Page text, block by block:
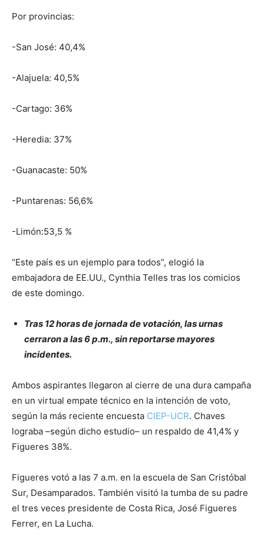
Por provincias:
-San José: 40,4%
-Alajuela: 40,5%
-Cartago: 36%
-Heredia: 37%
-Guanacaste: 50%
-Puntarenas: 56,6%
-Limón:53,5 %
“Este país es un ejemplo para todos”, elogió la
embajadora de EE.UU., Cynthia Telles tras los comicios
de este domingo.
Tras 12 horas de jornada de votación, las urnas
cerraron a las 6 p.m., sin reportarse mayores
incidentes.
Ambos aspirantes llegaron al cierre de una dura campaña
en un virtual empate técnico en la intención de voto,
según la más reciente encuesta CIEP-UCR. Chaves
lograba –según dicho estudio– un respaldo de 41,4% y
Figueres 38%.
Figueres votó a las 7 a.m. en la escuela de San Cristóbal
Sur, Desamparados. También visitó la tumba de su padre
el tres veces presidente de Costa Rica, José Figueres
Ferrer, en La Lucha.